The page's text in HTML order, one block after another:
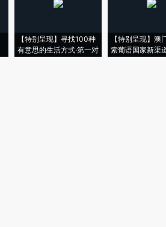
【特别呈现】寻找100种
有意思的生活方式·第一对
【特别呈现】澳
索葡语国家新渠